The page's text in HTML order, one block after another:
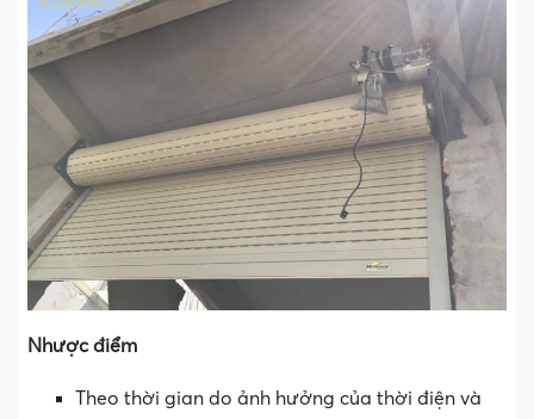
Nhược điểm
Theo thời gian do ảnh hưởng của thời điện và